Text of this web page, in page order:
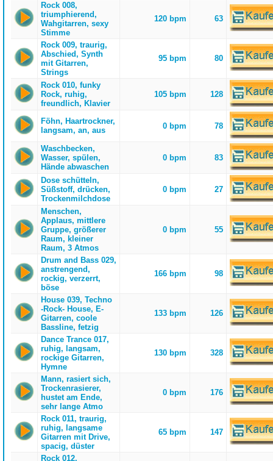
Rock 008,
triumphierend,
Wahgitarren, sexy
Stimme
120 bpm 63
Rock 009, traurig,
Abschied, Synth
mit Gitarren,
Strings
95 bpm 80
Rock 010, funky
Rock, ruhig,
freundlich, Klavier
105 bpm 128
Föhn, Haartrockner,
langsam, an, aus
0 bpm 78
Waschbecken,
Wasser, spülen,
Hände abwaschen
0 bpm 83
Dose schütteln,
Süßstoff, drücken,
Trockenmilchdose
0 bpm 27
Menschen,
Applaus, mittlere
Gruppe, größerer
Raum, kleiner
Raum, 3 Atmos
0 bpm 55
Drum and Bass 029,
anstrengend,
rockig, verzerrt,
böse
166 bpm 98
House 039, Techno
-Rock- House, E-
Gitarren, coole
Bassline, fetzig
133 bpm 126
Dance Trance 017,
ruhig, langsam,
rockige Gitarren,
Hymne
130 bpm 328
Mann, rasiert sich,
Trockenrasierer,
hustet am Ende,
sehr lange Atmo
0 bpm 176
Rock 011, traurig,
ruhig, langsame
Gitarren mit Drive,
spacig, düster
65 bpm 147
Rock 012,